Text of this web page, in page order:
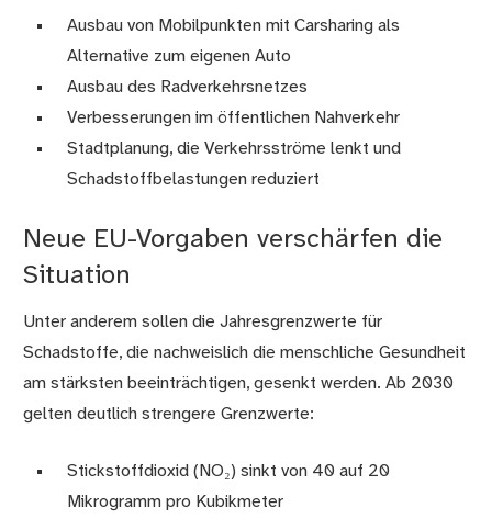
Ausbau von Mobilpunkten mit Carsharing als
Alternative zum eigenen Auto
Ausbau des Radverkehrsnetzes
Verbesserungen im öffentlichen Nahverkehr
Stadtplanung, die Verkehrsströme lenkt und
Schadstoffbelastungen reduziert
Neue EU-Vorgaben verschärfen die
Situation
Unter anderem sollen die Jahresgrenzwerte für
Schadstoffe, die nachweislich die menschliche Gesundheit
am stärksten beeinträchtigen, gesenkt werden. Ab 2030
gelten deutlich strengere Grenzwerte:
Stickstoffdioxid (NO₂) sinkt von 40 auf 20
Mikrogramm pro Kubikmeter